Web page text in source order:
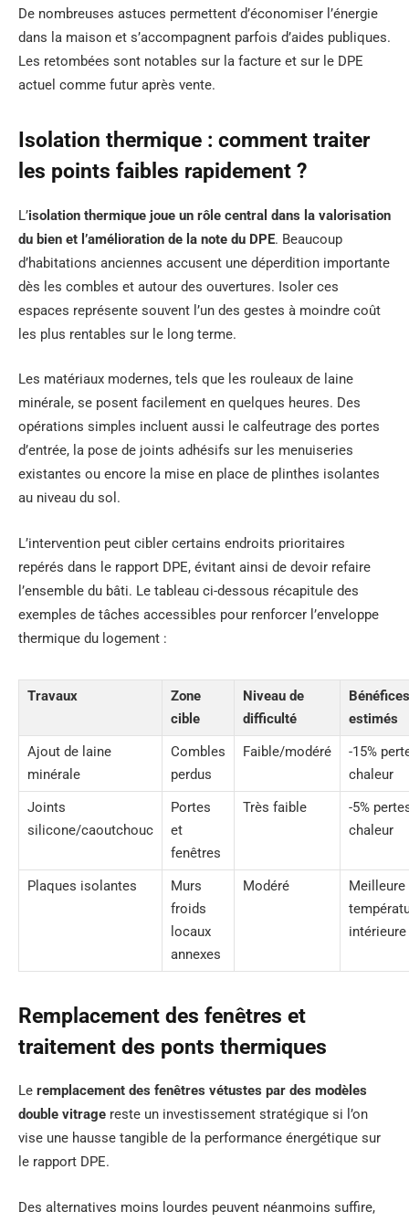
De nombreuses astuces permettent d’économiser l’énergie
dans la maison et s’accompagnent parfois d’aides publiques.
Les retombées sont notables sur la facture et sur le DPE
actuel comme futur après vente.
Isolation thermique : comment traiter
les points faibles rapidement ?
L’isolation thermique joue un rôle central dans la valorisation
du bien et l’amélioration de la note du DPE. Beaucoup
d’habitations anciennes accusent une déperdition importante
dès les combles et autour des ouvertures. Isoler ces
espaces représente souvent l’un des gestes à moindre coût
les plus rentables sur le long terme.
Les matériaux modernes, tels que les rouleaux de laine
minérale, se posent facilement en quelques heures. Des
opérations simples incluent aussi le calfeutrage des portes
d’entrée, la pose de joints adhésifs sur les menuiseries
existantes ou encore la mise en place de plinthes isolantes
au niveau du sol.
L’intervention peut cibler certains endroits prioritaires
repérés dans le rapport DPE, évitant ainsi de devoir refaire
l’ensemble du bâti. Le tableau ci-dessous récapitule des
exemples de tâches accessibles pour renforcer l’enveloppe
thermique du logement :
Travaux
Zone
cible
Niveau de
difficulté
Bénéfices
estimés
Ajout de laine
minérale
Combles
perdus
Faible/modéré
-15%
chaleur
Joints
silicone/caoutchouc
Portes
et
fenêtres
Très faible
-5%
chaleur
Plaques isolantes
Murs
froids
locaux
annexes
Modéré
Meilleure
intérieure
Remplacement des fenêtres et
traitement des ponts thermiques
Le remplacement des fenêtres vétustes par des modèles
double vitrage reste un investissement stratégique si l’on
vise une hausse tangible de la performance énergétique sur
le rapport DPE.
Des alternatives moins lourdes peuvent néanmoins suffire,